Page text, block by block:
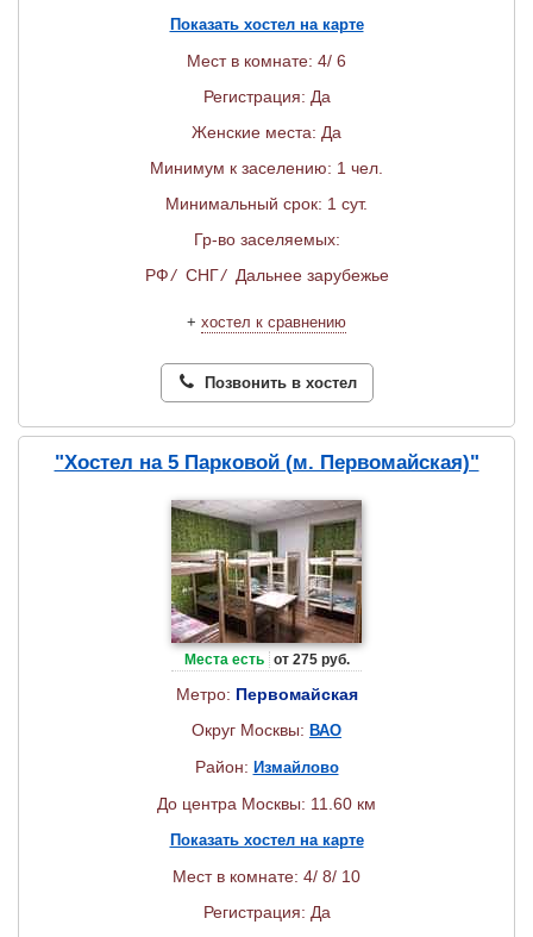
Показать хостел на карте
Мест в комнате: 4/ 6
Регистрация: Да
Женские места: Да
Минимум к заселению: 1 чел.
Минимальный срок: 1 сут.
Гр-во заселяемых:
РФ/ СНГ/ Дальнее зарубежье
+ хостел к сравнению
Позвонить в хостел
"Хостел на 5 Парковой (м. Первомайская)"
Места есть от 275 руб.
Метро: Первомайская
Округ Москвы: ВАО
Район: Измайлово
До центра Москвы: 11.60 км
Показать хостел на карте
Мест в комнате: 4/ 8/ 10
Регистрация: Да